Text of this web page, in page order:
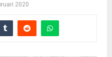
2020